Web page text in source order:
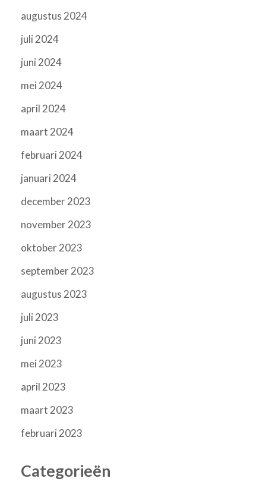
augustus 2024
juli 2024
juni 2024
mei 2024
april 2024
maart 2024
februari 2024
januari 2024
december 2023
november 2023
oktober 2023
september 2023
augustus 2023
juli 2023
juni 2023
mei 2023
april 2023
maart 2023
februari 2023
Categorieën